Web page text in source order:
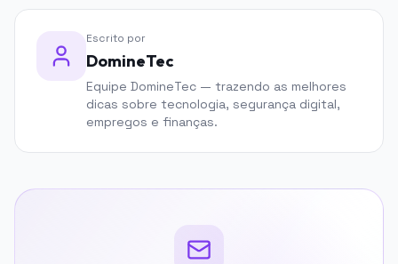
Escrito por
DomineTec
Equipe DomineTec — trazendo as melhores
dicas sobre tecnologia, segurança digital,
empregos e finanças.